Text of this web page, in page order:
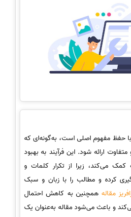
حفظ مفهوم اصلی است، به‌گونه‌ای که
ارائه شود. این فرآیند به بهبود
کمک می‌کند، زیرا از تکرار کلمات و
کرده و مطالب را با زبان و سبک
مقاله همچنین به کاهش احتمال
و باعث می‌شود مقاله به‌عنوان یک